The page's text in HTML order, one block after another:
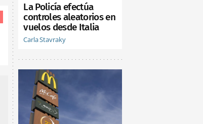
La Policía efectúa
controles aleatorios en
vuelos desde Italia
Carla Stavraky